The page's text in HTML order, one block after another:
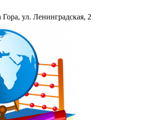
ул. Ленинградская, 2